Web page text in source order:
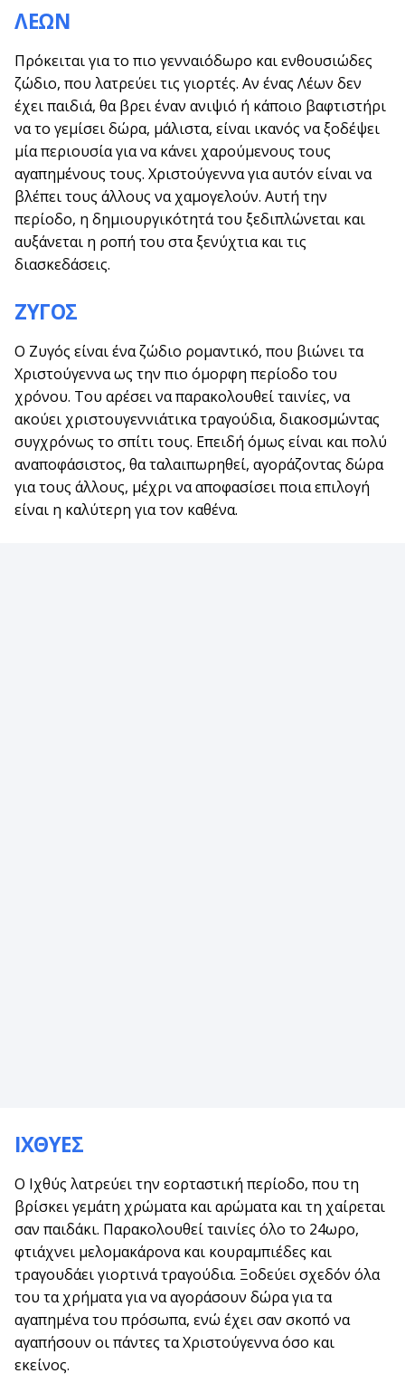
ΛΕΩΝ
Πρόκειται για το πιο γενναιόδωρο και ενθουσιώδες
ζώδιο, που λατρεύει τις γιορτές. Αν ένας Λέων δεν
έχει παιδιά, θα βρει έναν ανιψιό ή κάποιο βαφτιστήρι
να το γεμίσει δώρα, μάλιστα, είναι ικανός να ξοδέψει
μία περιουσία για να κάνει χαρούμενους τους
αγαπημένους τους. Χριστούγεννα για αυτόν είναι να
βλέπει τους άλλους να χαμογελούν. Αυτή την
περίοδο, η δημιουργικότητά του ξεδιπλώνεται και
αυξάνεται η ροπή του στα ξενύχτια και τις
διασκεδάσεις.
ΖΥΓΟΣ
Ο Ζυγός είναι ένα ζώδιο ρομαντικό, που βιώνει τα
Χριστούγεννα ως την πιο όμορφη περίοδο του
χρόνου. Του αρέσει να παρακολουθεί ταινίες, να
ακούει χριστουγεννιάτικα τραγούδια, διακοσμώντας
συγχρόνως το σπίτι τους. Επειδή όμως είναι και πολύ
αναποφάσιστος, θα ταλαιπωρηθεί, αγοράζοντας δώρα
για τους άλλους, μέχρι να αποφασίσει ποια επιλογή
είναι η καλύτερη για τον καθένα.
ΙΧΘΥΕΣ
Ο Ιχθύς λατρεύει την εορταστική περίοδο, που τη
βρίσκει γεμάτη χρώματα και αρώματα και τη χαίρεται
σαν παιδάκι. Παρακολουθεί ταινίες όλο το 24ωρο,
φτιάχνει μελομακάρονα και κουραμπιέδες και
τραγουδάει γιορτινά τραγούδια. Ξοδεύει σχεδόν όλα
του τα χρήματα για να αγοράσουν δώρα για τα
αγαπημένα του πρόσωπα, ενώ έχει σαν σκοπό να
αγαπήσουν οι πάντες τα Χριστούγεννα όσο και
εκείνος.